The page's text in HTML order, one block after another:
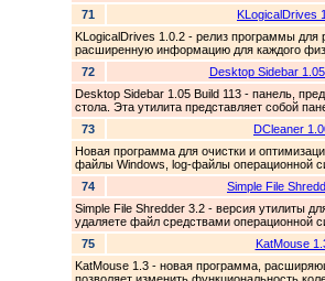
71
KLogicalDrives
KLogicalDrives 1.0.2 - релиз программы для
расширенную информацию для каждого
72
Desktop Sidebar
Desktop Sidebar 1.05 Build 113 - панель,
стола. Эта утилита представляет собой
73
DCleaner
Новая программа для очистки и
файлы Windows, log-файлы операционной
74
Simple File
Simple File Shredder 3.2 - версия утилиты
удаляете файл средствами операционной
75
KatMouse
KatMouse 1.3 - новая программа,